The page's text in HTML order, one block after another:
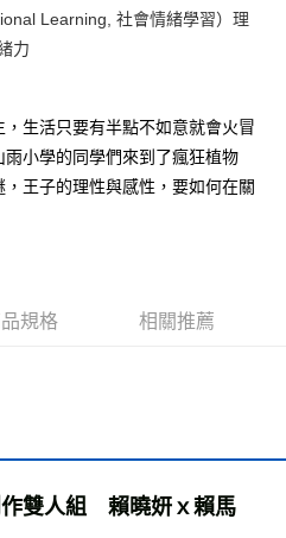
免運費
)免運費
查看運費
Learning, 社會情緒學習）理
力
生活只要有半點不如意就會火冒
小學的同學們來到了瘋狂植物
王子的理性與感性，要如何在關
規格 相關推薦
雙人組　賴曉妍ｘ賴馬